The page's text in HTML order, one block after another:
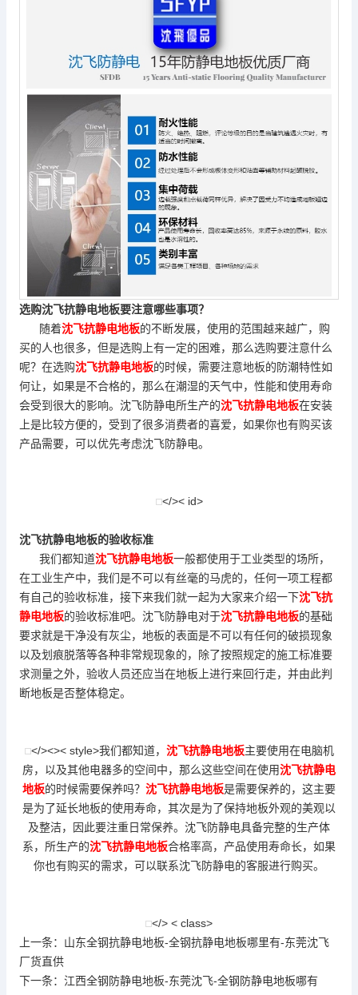
选购沈飞抗静电地板要注意哪些事项？
随着沈飞抗静电地板的不断发展，使用的范围越来越广，购
买的人也很多，但是选购上有一定的困难，那么选购要注意什么
呢？在选购沈飞抗静电地板的时候，需要注意地板的防潮特性如
何让，如果是不合格的，那么在潮湿的天气中，性能和使用寿命
会受到很大的影响。沈飞防静电所生产的沈飞抗静电地板在安装
上是比较方便的，受到了很多消费者的喜爱，如果你也有购买该
产品需要，可以优先考虑沈飞防静电。
</>< id>
沈飞抗静电地板的验收标准
我们都知道沈飞抗静电地板一般都使用于工业类型的场所，
在工业生产中，我们是不可以有丝毫的马虎的，任何一项工程都
有自己的验收标准，接下来我们就一起为大家来介绍一下沈飞抗
静电地板的验收标准吧。沈飞防静电对于沈飞抗静电地板的基础
要求就是干净没有灰尘，地板的表面是不可以有任何的破损现象
以及划痕脱落等各种非常规现象的，除了按照规定的施工标准要
求测量之外，验收人员还应当在地板上进行来回行走，并由此判
断地板是否整体稳定。
</><>< style>我们都知道， 沈飞抗静电地板主要使用在电脑机
房，以及其他电器多的空间中，那么这些空间在使用沈飞抗静电
地板的时候需要保养吗？ 沈飞抗静电地板是需要保养的，这主要
是为了延长地板的使用寿命，其次是为了保持地板外观的美观以
及整洁，因此要注重日常保养。沈飞防静电具备完整的生产体
系，所生产的沈飞抗静电地板合格率高，产品使用寿命长，如果
你也有购买的需求，可以联系沈飞防静电的客服进行购买。
</> < class>
上一条： 山东全钢抗静电地板-全钢抗静电地板哪里有-东莞沈飞
厂货直供
下一条： 江西全钢防静电地板-东莞沈飞-全钢防静电地板哪有